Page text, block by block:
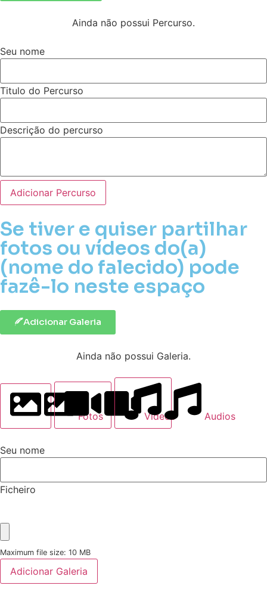
Ainda não possui Percurso.
Seu nome
Titulo do Percurso
Descrição do percurso
Adicionar Percurso
Se tiver e quiser partilhar
fotos ou vídeos do(a)
(nome do falecido) pode
fazê-lo neste espaço
Adicionar Galeria
Ainda não possui Galeria.
Fotos Videos Audios
Seu nome
Ficheiro
Maximum file size: 10 MB
Adicionar Galeria